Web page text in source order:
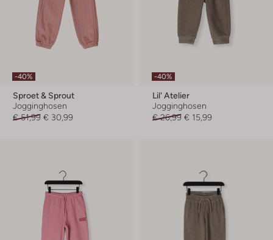
-40%
Sproet & Sprout
Jogginghosen
€ 51,99 € 30,99
-40%
Lil' Atelier
Jogginghosen
€ 26,99 € 15,99